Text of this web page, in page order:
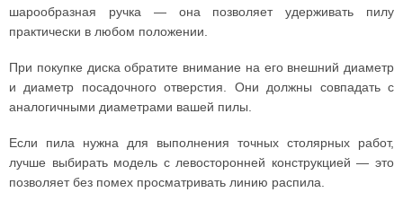
шарообразная ручка — она позволяет удерживать пилу
практически в любом положении.
При покупке диска обратите внимание на его внешний диаметр
и диаметр посадочного отверстия. Они должны совпадать с
аналогичными диаметрами вашей пилы.
Если пила нужна для выполнения точных столярных работ,
лучше выбирать модель с левосторонней конструкцией — это
позволяет без помех просматривать линию распила.